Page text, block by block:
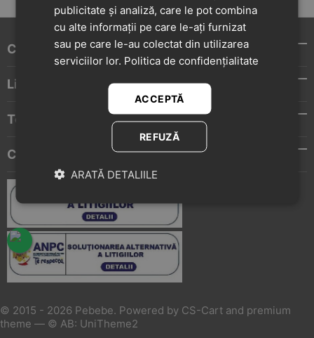
Contul meu
Livrare / Retur / Schimb
Termeni si conditii
Contact
© 2015 - 2026 Pebebe. Powered by CS-Cart and premium
theme — © AB: UniTheme2
publicitate și analiză, care le pot combina
cu alte informații pe care le-ați furnizat
sau pe care le-au colectat din utilizarea
serviciilor lor. Politica de confidențialitate
ACCEPTĂ
REFUZĂ
ARATĂ DETALIILE